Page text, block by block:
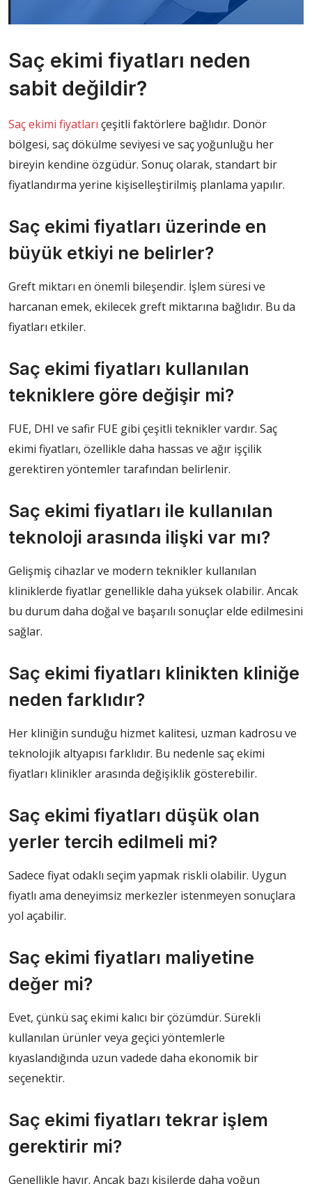
Saç ekimi fiyatları neden
sabit değildir?
Saç ekimi fiyatları çeşitli faktörlere bağlıdır. Donör
bölgesi, saç dökülme seviyesi ve saç yoğunluğu her
bireyin kendine özgüdür. Sonuç olarak, standart bir
fiyatlandırma yerine kişiselleştirilmiş planlama yapılır.
Saç ekimi fiyatları üzerinde en
büyük etkiyi ne belirler?
Greft miktarı en önemli bileşendir. İşlem süresi ve
harcanan emek, ekilecek greft miktarına bağlıdır. Bu da
fiyatları etkiler.
Saç ekimi fiyatları kullanılan
tekniklere göre değişir mi?
FUE, DHI ve safir FUE gibi çeşitli teknikler vardır. Saç
ekimi fiyatları, özellikle daha hassas ve ağır işçilik
gerektiren yöntemler tarafından belirlenir.
Saç ekimi fiyatları ile kullanılan
teknoloji arasında ilişki var mı?
Gelişmiş cihazlar ve modern teknikler kullanılan
kliniklerde fiyatlar genellikle daha yüksek olabilir. Ancak
bu durum daha doğal ve başarılı sonuçlar elde edilmesini
sağlar.
Saç ekimi fiyatları klinikten kliniğe
neden farklıdır?
Her kliniğin sunduğu hizmet kalitesi, uzman kadrosu ve
teknolojik altyapısı farklıdır. Bu nedenle saç ekimi
fiyatları klinikler arasında değişiklik gösterebilir.
Saç ekimi fiyatları düşük olan
yerler tercih edilmeli mi?
Sadece fiyat odaklı seçim yapmak riskli olabilir. Uygun
fiyatlı ama deneyimsiz merkezler istenmeyen sonuçlara
yol açabilir.
Saç ekimi fiyatları maliyetine
değer mi?
Evet, çünkü saç ekimi kalıcı bir çözümdür. Sürekli
kullanılan ürünler veya geçici yöntemlerle
kıyaslandığında uzun vadede daha ekonomik bir
seçenektir.
Saç ekimi fiyatları tekrar işlem
gerektirir mi?
Genellikle hayır. Ancak bazı kişilerde daha yoğun